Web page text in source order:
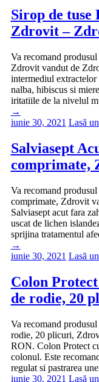
Sirop de tuse
Zdrovit –
Va recomand
Zdrovit vandut de
intermediul extractelor
nalba, hibiscus si
iritatiile de la nivelul
→
iunie 30, 2021 Lasă
Salviasept
comprimate,
Va recomand
comprimate, Zdrovit
Salviasept acut fara
uscat de lichen
sprijina tratamentul
→
iunie 30, 2021 Lasă
Colon
de rodie, 20
Va recomand
rodie, 20 plicuri,
RON. Colon Protect
colonul. Este
regulat si pastrarea
iunie 30, 2021 Lasă